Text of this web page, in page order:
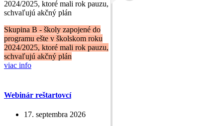
2024/2025, ktoré mali rok pauzu,
schvaľujú akčný plán
Skupina B - školy zapojené do
programu ešte v školskom roku
2024/2025, ktoré mali rok pauzu,
schvaľujú akčný plán
viac info
Webinár reštartovcí
17. septembra 2026